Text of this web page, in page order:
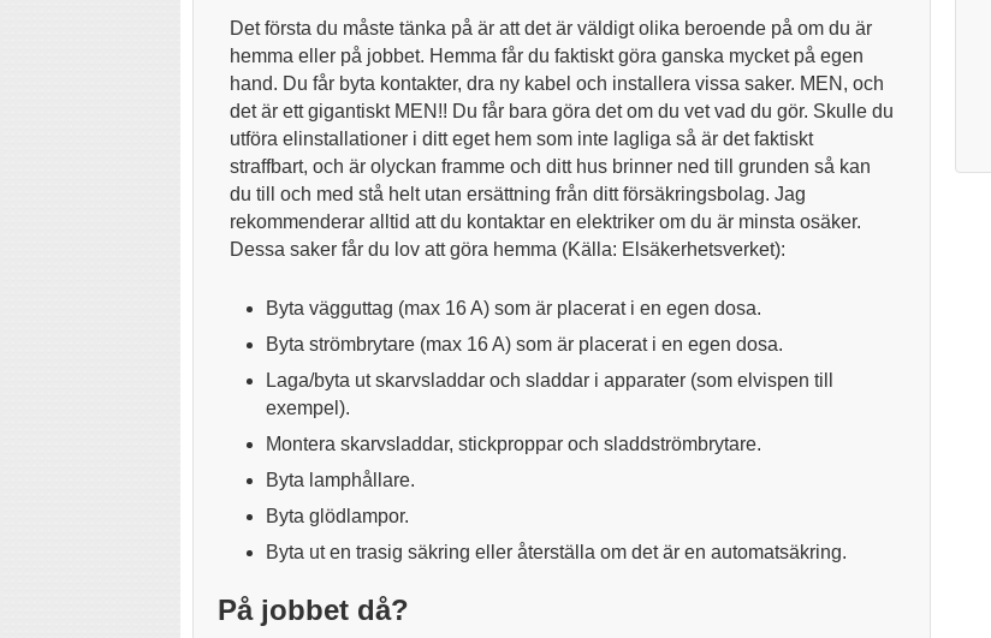
Det första du måste tänka på är att det är väldigt olika beroende på om du är
hemma eller på jobbet. Hemma får du faktiskt göra ganska mycket på egen
hand. Du får byta kontakter, dra ny kabel och installera vissa saker. MEN, och
det är ett gigantiskt MEN!! Du får bara göra det om du vet vad du gör. Skulle du
utföra elinstallationer i ditt eget hem som inte lagliga så är det faktiskt
straffbart, och är olyckan framme och ditt hus brinner ned till grunden så kan
du till och med stå helt utan ersättning från ditt försäkringsbolag. Jag
rekommenderar alltid att du kontaktar en elektriker om du är minsta osäker.
Dessa saker får du lov att göra hemma (Källa: Elsäkerhetsverket):
Byta vägguttag (max 16 A) som är placerat i en egen dosa.
Byta strömbrytare (max 16 A) som är placerat i en egen dosa.
Laga/byta ut skarvsladdar och sladdar i apparater (som elvispen till
exempel).
Montera skarvsladdar, stickproppar och sladdströmbrytare.
Byta lamphållare.
Byta glödlampor.
Byta ut en trasig säkring eller återställa om det är en automatsäkring.
På jobbet då?